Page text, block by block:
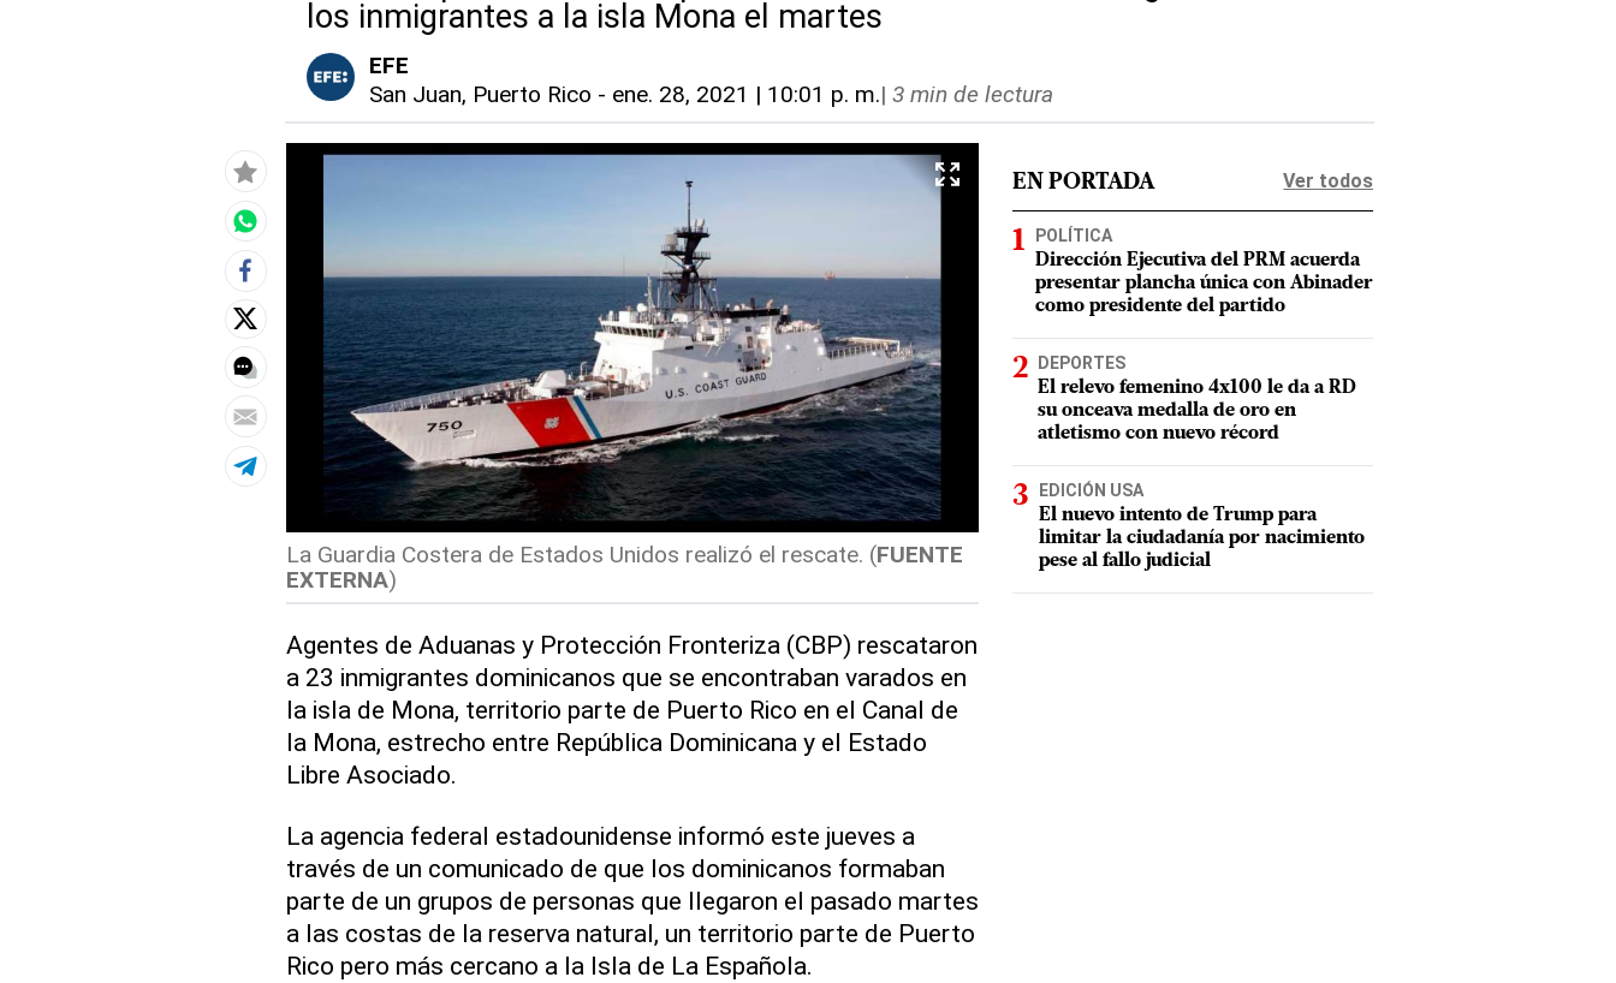
los inmigrantes a la isla Mona el martes
EFE
San Juan, Puerto Rico - ene. 28, 2021 | 10:01 p. m.| 3 min de lectura
La Guardia Costera de Estados Unidos realizó el rescate. (FUENTE
EXTERNA)
Agentes de Aduanas y Protección Fronteriza (CBP) rescataron
a 23 inmigrantes dominicanos que se encontraban varados en
la isla de Mona, territorio parte de Puerto Rico en el Canal de
la Mona, estrecho entre República Dominicana y el Estado
Libre Asociado.
La agencia federal estadounidense informó este jueves a
través de un comunicado de que los dominicanos formaban
parte de un grupos de personas que llegaron el pasado martes
a las costas de la reserva natural, un territorio parte de Puerto
Rico pero más cercano a la Isla de La Española.
EN PORTADA Ver todos
POLÍTICA
Dirección Ejecutiva del PRM acuerda
presentar plancha única con Abinader
como presidente del partido
DEPORTES
El relevo femenino 4x100 le da a RD
su onceava medalla de oro en
atletismo con nuevo récord
EDICIÓN USA
El nuevo intento de Trump para
limitar la ciudadanía por nacimiento
pese al fallo judicial